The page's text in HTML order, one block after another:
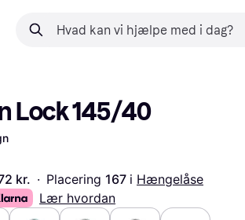
Lock 145/40
kr. · Placering 167 i Hængelåse
Lær hvordan